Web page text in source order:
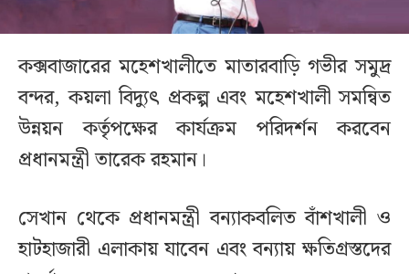
কক্সবাজারের মহেশখালীতে মাতারবাড়ি গভীর সমুদ্র
বন্দর, কয়লা বিদ্যুৎ প্রকল্প এবং মহেশখালী সমন্বিত
উন্নয়ন কর্তৃপক্ষের কার্যক্রম পরিদর্শন করবেন
প্রধানমন্ত্রী তারেক রহমান।
সেখান থেকে প্রধানমন্ত্রী বন্যাকবলিত বাঁশখালী ও
হাটহাজারী এলাকায় যাবেন এবং বন্যায় ক্ষতিগ্রস্তদের